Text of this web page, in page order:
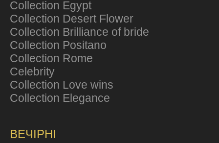
Collection Egypt
Collection Desert Flower
Collection Brilliance of bride
Collection Positano
Collection Rome
Celebrity
Collection Love wins
Collection Elegance
ВЕЧІРНІ